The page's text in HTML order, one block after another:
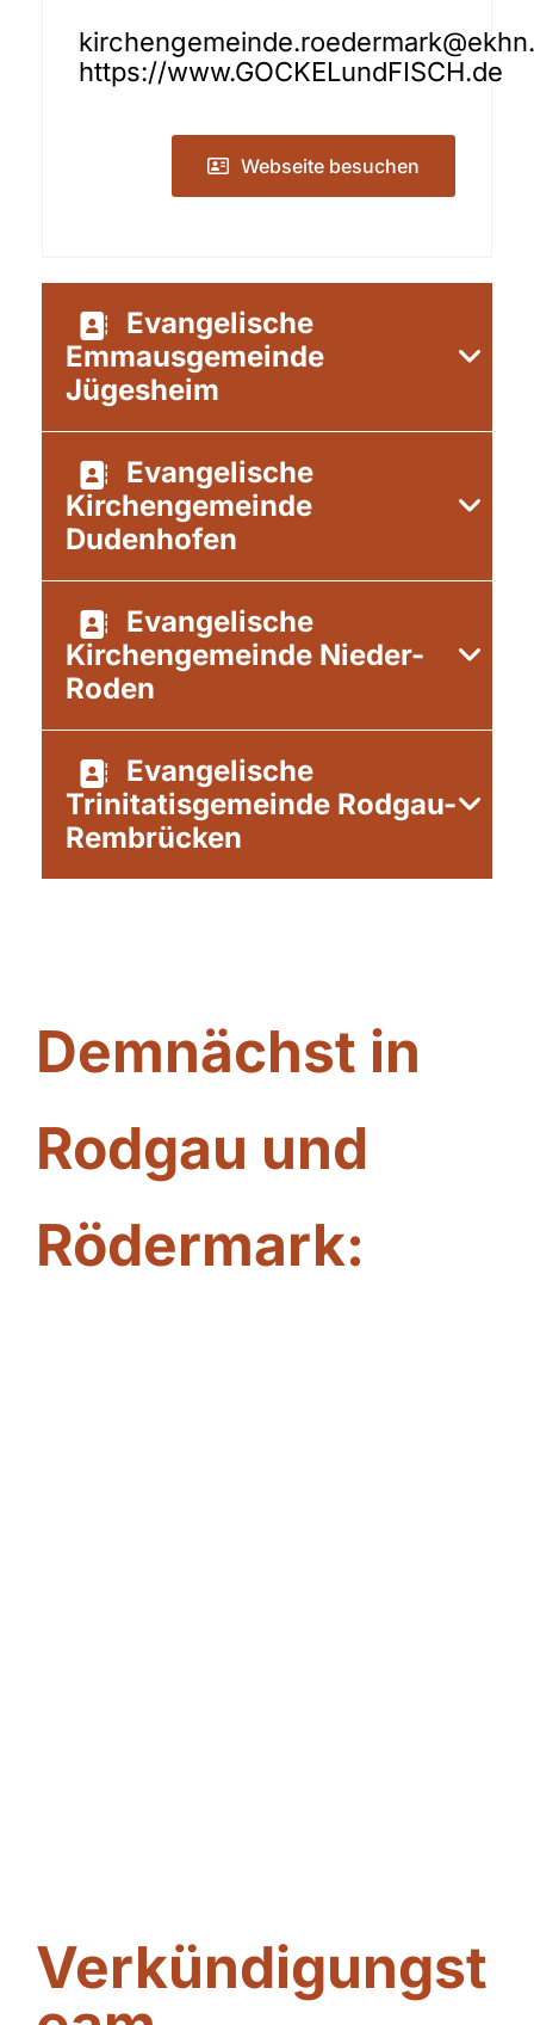
https://www.GOCKELundFISCH.de
Webseite besuchen
Evangelische
Emmausgemeinde
Jügesheim
Evangelische
Kirchengemeinde
Dudenhofen
Evangelische
Kirchengemeinde Nieder-
Roden
Evangelische
Trinitatisgemeinde Rodgau-
Rembrücken
Demnächst in
Rodgau und
Rödermark:
Verkündigungst